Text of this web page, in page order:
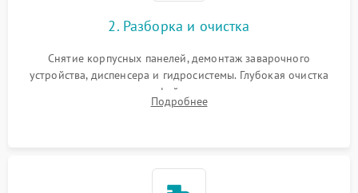
2. Разборка и очистка
Снятие корпусных панелей, демонтаж заварочного
устройства, диспенсера и гидросистемы. Глубокая очистка
внутренних узлов от кофейных масел, жмыха и накипи.
Промывка дренажных каналов и фильтров с использованием
Подробнее